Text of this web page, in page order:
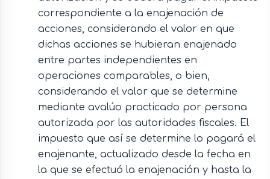
correspondiente a la enajenación de
acciones, considerando el valor en que
dichas acciones se hubieran enajenado
entre partes independientes en
operaciones comparables, o bien,
considerando el valor que se determine
mediante avalúo practicado por persona
autorizada por las autoridades fiscales. El
impuesto que así se determine lo pagará el
enajenante, actualizado desde la fecha en
la que se efectuó la enajenación y hasta la